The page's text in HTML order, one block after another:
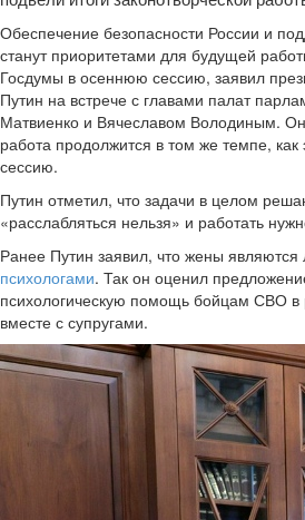
Обеспечение безопасности России и
станут приоритетами для будущей
Госдумы в осеннюю сессию, заявил
Путин на встрече с главами палат
Матвиенко и Вячеславом Володиным.
работа продолжится в том же темпе,
сессию.
Путин отметил, что задачи в целом
«расслабляться нельзя» и работать
Ранее Путин заявил, что жены
психологами. Так он оценил
психологическую помощь бойцам СВО в
вместе с супругами.